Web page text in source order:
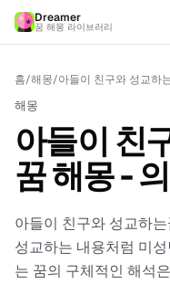
Dreamer
꿈 해몽 라이브러리
홈/해몽/아들이 친구와 성교하
해몽
아들이 친
꿈 해몽 -
아들이 친구와 성교하
성교하는 내용처럼 미
는 꿈의 구체적인 해석